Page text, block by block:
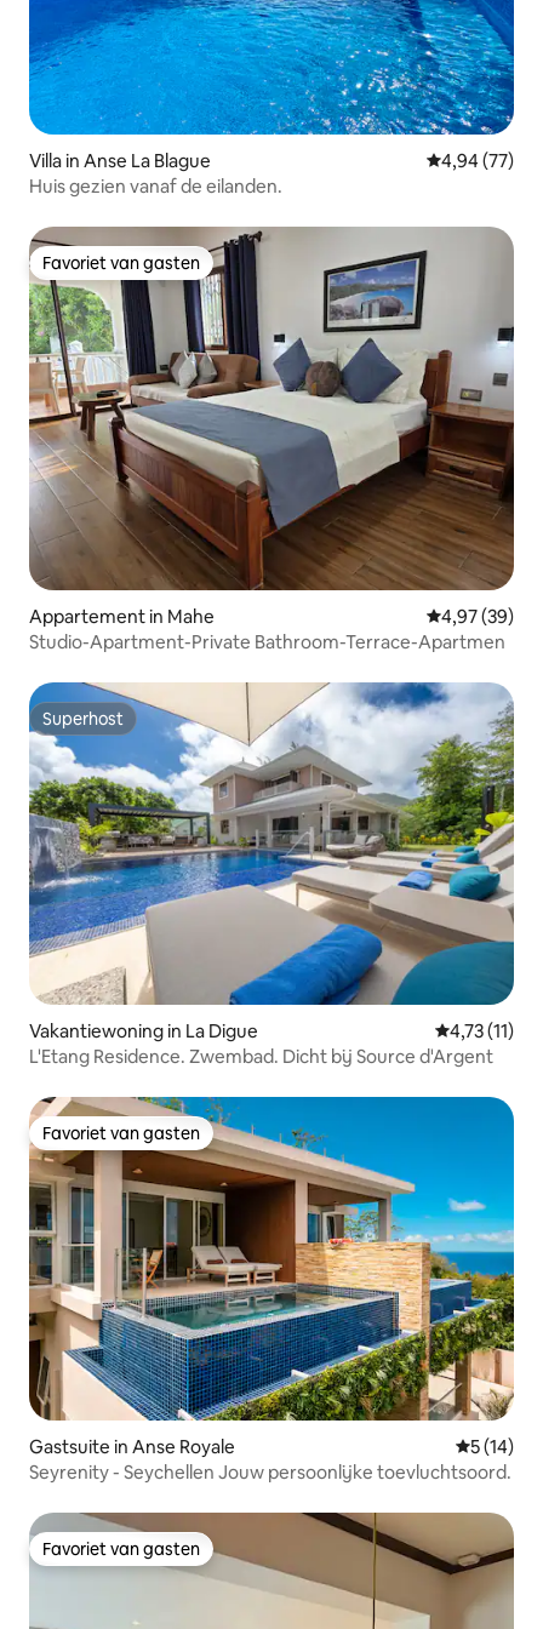
Villa in Anse La Blague Gemiddelde
4,94 (77)
Huis gezien vanaf de eilanden.
Favoriet van gasten
Favoriet van gasten
Appartement in Mahe Gemiddelde
4,97 (39)
Studio-Apartment-Private Bathroom-Terrace-Apartmen
Superhost
Superhost
Vakantiewoning in La Digue Gemiddelde
4,73 (11)
L'Etang Residence. Zwembad. Dicht bij Source d'Argent
Favoriet van gasten
Favoriet van gasten
Gastsuite in Anse Royale
5 (14)
Seyrenity - Seychellen Jouw persoonlijke toevluchtsoord.
Favoriet van gasten
Favoriet van gasten